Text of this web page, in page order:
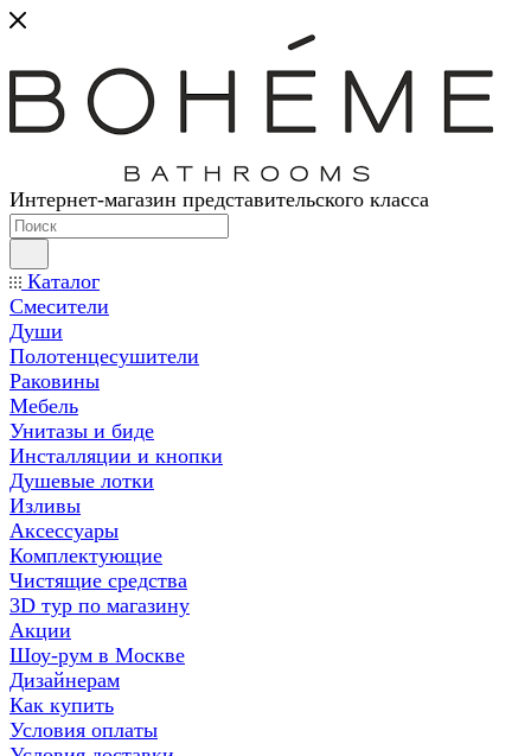
Интернет-магазин представительского класса
Каталог
Смесители
Души
Полотенцесушители
Раковины
Мебель
Унитазы и биде
Инсталляции и кнопки
Душевые лотки
Изливы
Аксессуары
Комплектующие
Чистящие средства
3D тур по магазину
Акции
Шоу-рум в Москве
Дизайнерам
Как купить
Условия оплаты